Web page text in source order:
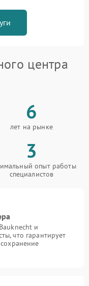
центра
6
лет на рынке
3
опыт работы
специалистов
и
что гарантирует